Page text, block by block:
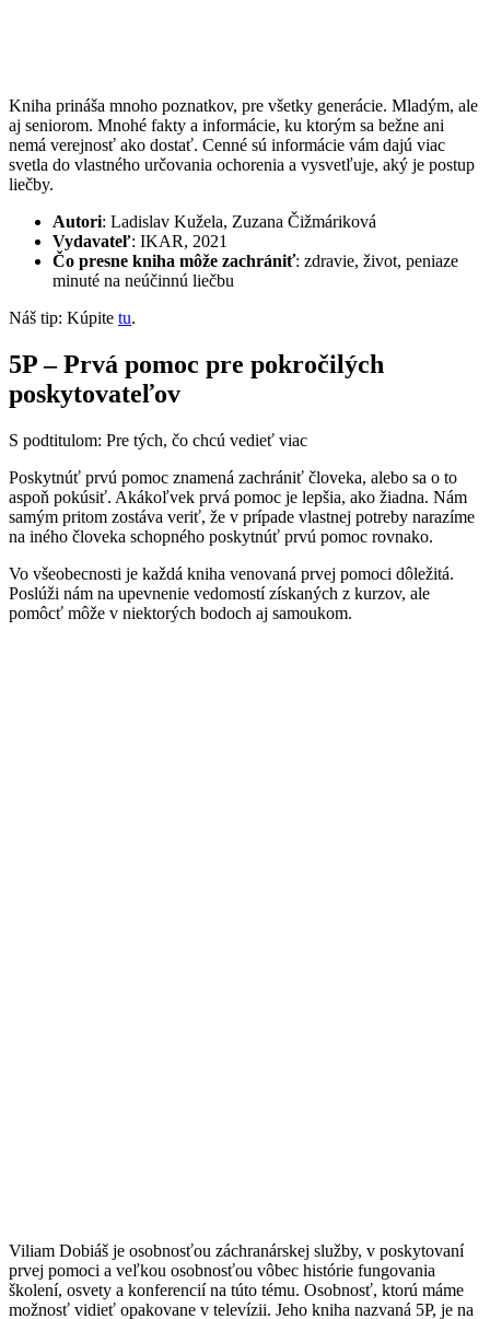
Kniha prináša mnoho poznatkov, pre všetky generácie. Mladým, ale
aj seniorom. Mnohé fakty a informácie, ku ktorým sa bežne ani
nemá verejnosť ako dostať. Cenné sú informácie vám dajú viac
svetla do vlastného určovania ochorenia a vysvetľuje, aký je postup
liečby.
Autori: Ladislav Kužela, Zuzana Čižmáriková
Vydavateľ: IKAR, 2021
Čo presne kniha môže zachrániť: zdravie, život, peniaze
minuté na neúčinnú liečbu
Náš tip: Kúpite tu.
5P – Prvá pomoc pre pokročilých
poskytovateľov
S podtitulom: Pre tých, čo chcú vedieť viac
Poskytnúť prvú pomoc znamená zachrániť človeka, alebo sa o to
aspoň pokúsiť. Akákoľvek prvá pomoc je lepšia, ako žiadna. Nám
samým pritom zostáva veriť, že v prípade vlastnej potreby narazíme
na iného človeka schopného poskytnúť prvú pomoc rovnako.
Vo všeobecnosti je každá kniha venovaná prvej pomoci dôležitá.
Poslúži nám na upevnenie vedomostí získaných z kurzov, ale
pomôcť môže v niektorých bodoch aj samoukom.
Viliam Dobiáš je osobnosťou záchranárskej služby, v poskytovaní
prvej pomoci a veľkou osobnosťou vôbec histórie fungovania
školení, osvety a konferencií na túto tému. Osobnosť, ktorú máme
možnosť vidieť opakovane v televízii. Jeho kniha nazvaná 5P, je na